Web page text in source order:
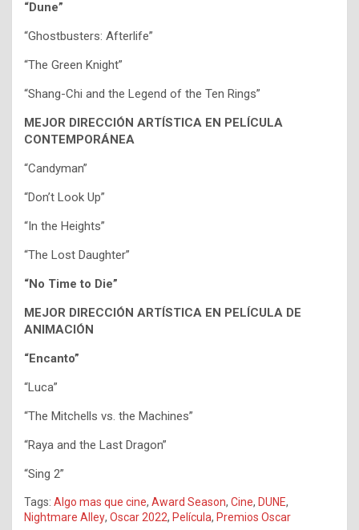
“Dune”
“Ghostbusters: Afterlife”
“The Green Knight”
“Shang-Chi and the Legend of the Ten Rings”
MEJOR DIRECCIÓN ARTÍSTICA EN PELÍCULA
CONTEMPORÁNEA
“Candyman”
“Don’t Look Up”
“In the Heights”
“The Lost Daughter”
“No Time to Die”
MEJOR DIRECCIÓN ARTÍSTICA EN PELÍCULA DE
ANIMACIÓN
“Encanto”
“Luca”
“The Mitchells vs. the Machines”
“Raya and the Last Dragon”
“Sing 2”
Tags: Algo mas que cine, Award Season, Cine, DUNE,
Nightmare Alley, Oscar 2022, Película, Premios Oscar